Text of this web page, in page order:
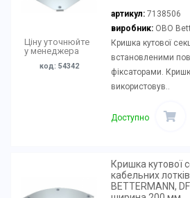
Ціну уточнюйте
у менеджера
код: 54342
артикул: 7138506
виробник:OBO
Кришка кутової
встановленими
фіксаторами.
використовув..
Доступно
Кришка кутової
кабельних
BETTERMANN,